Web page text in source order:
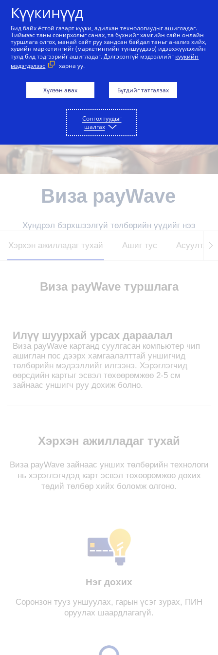
Картаар үйлчлэгч байгууллагуудад Карт
Виза payWave
Хүндрэл бэрхшээлгүй төлбөрийн үүдийг нээ
Хэрхэн ажилладаг тухай Ашиг тус Асуулт,
Визa payWave туршлага
Илүү шуурхай урсах дараалал
Визa payWave картанд суулгасан компьютер чип
ашиглан пос дээрх хамгаалалттай уншигчид
төлбөрийн мэдээллийг илгээнэ. Хэрэглэгчид
өөрсдийн картыг эсвэл төхөөрөмжөө 2-5 см
зайнаас уншигч руу дохиж болно.
Хэрхэн ажилладаг тухай
Визa payWave зайнаас унших төлбөрийн технологи
нь хэрэглэгчдэд карт эсвэл төхөөрөмжөө дохих
төдий төлбөр хийх боломж олгоно.
Нэг дохих
Соронзон тууз уншуулах, гарын үсэг зурах, ПИН
оруулах шаардлагагүй.
Күүкинүүд
Бид байх ёстой газарт күүки, адилхан технологиудыг ашигладаг.
Тиймээс таны сонирхолыг санах, та бүхнийг хамгийн сайн онлайн
туршлага олгох, манай сайт руу хандсан байдал таньг анализ хийх,
хувийн маркетингийг (маркетингийн түншүүдээр) идэвхжүүлэхийн
тулд бид тэдгээрийг ашигладаг. Дэлгэрэнгүй мэдээллийг күүкийн
мэдэгдэлээс
харна уу.
Хүлээн авах Бүгдийг татгалзах
Сонголтуудыг
шалгах